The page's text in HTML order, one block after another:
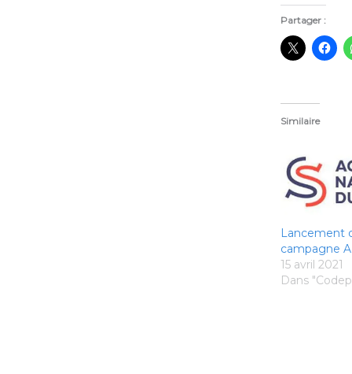
Partager :
Similaire
Lancement
campagne
15 avril 2021
Dans